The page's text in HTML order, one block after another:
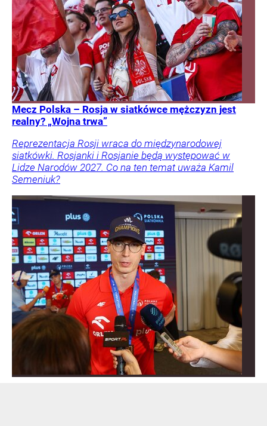
Mecz Polska – Rosja w siatkówce mężczyzn jest
realny? „Wojna trwa”
Reprezentacja Rosji wraca do międzynarodowej
siatkówki. Rosjanki i Rosjanie będą występować w
Lidze Narodów 2027. Co na ten temat uważa Kamil
Semeniuk?